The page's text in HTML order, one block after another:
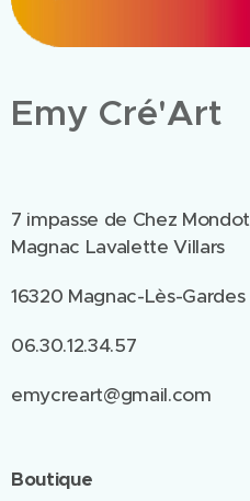
Emy Cré'Art
7 impasse de Chez Mondot
Magnac Lavalette Villars
16320 Magnac-Lès-Gardes
06.30.12.34.57
emycreart@gmail.com
Boutique